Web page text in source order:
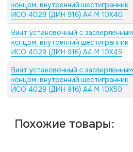
концом, внутренний шестигранник
ИСО 4029 (ДИН 916) А4 M 10X40
Винт установочный с засверленным
концом, внутренний шестигранник
ИСО 4029 (ДИН 916) А4 M 10X45
Винт установочный с засверленным
концом, внутренний шестигранник
ИСО 4029 (ДИН 916) А4 M 10X50
Похожие товары: